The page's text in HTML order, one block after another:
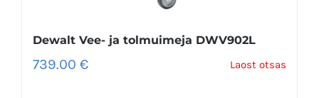
Dewalt Vee- ja tolmuimeja DWV902L
739.00 € Laost otsas